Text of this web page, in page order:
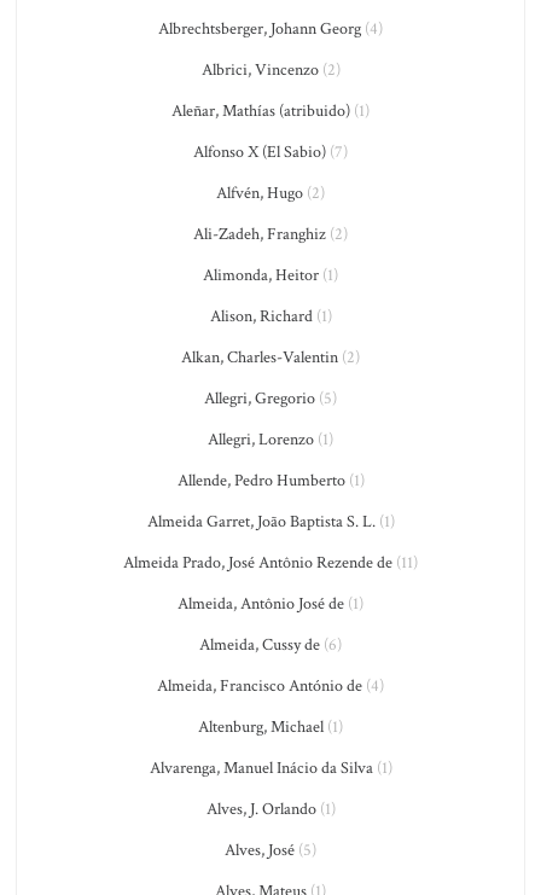
Albrechtsberger, Johann Georg (4)
Albrici, Vincenzo(2)
Aleñar, Mathías (atribuido) (1)
Alfonso X (El Sabio) (7)
Alfvén, Hugo (2)
Ali-Zadeh, Franghiz (2)
Alimonda, Heitor (1)
Alison, Richard(1)
Alkan, Charles-Valentin (2)
Allegri, Gregorio (5)
Allegri, Lorenzo (1)
Allende, Pedro Humberto(1)
Almeida Garret, João Baptista S. L.(1)
Almeida Prado, José Antônio Rezende de (11)
Almeida, Antônio José de (1)
Almeida, Cussy de (6)
Almeida, Francisco António de (4)
Altenburg, Michael (1)
Alvarenga, Manuel Inácio da Silva(1)
Alves, J. Orlando(1)
Alves, José (5)